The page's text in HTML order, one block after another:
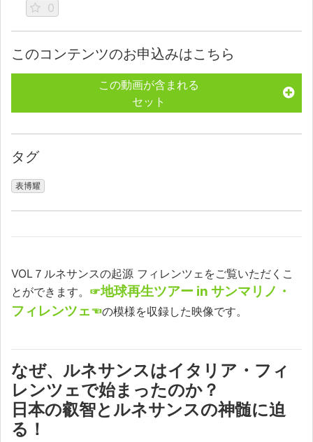
0
このコンテンツのお申込みはこちら
この動画が含まれる
セット
タグ
表博耀
VOL７ルネサンスの起源 フィレンツェをご覧いただくこ
とができます。 ☞地球再生ツアー in サンマリノ・
フィレンツェ☜の模様を収録した映像です。
なぜ、ルネサンスはイタリア・フィ
レンツェで始まったのか？
日本の叡智とルネサンスの神髄に迫
る！